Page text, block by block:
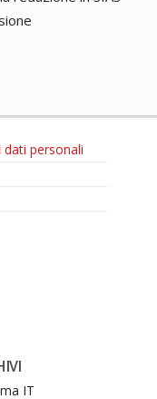
personali
IT